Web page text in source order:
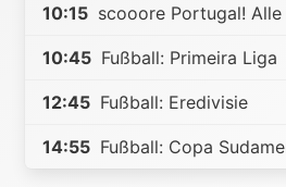
10:15 scooore Portugal! Alle
10:45 Fußball: Primeira Liga
12:45 Fußball: Eredivisie
14:55 Fußball: Copa